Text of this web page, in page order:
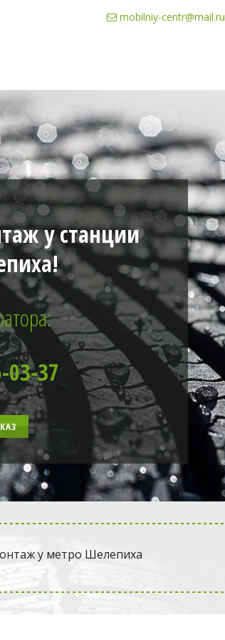
mobilniy-centr@mail.ru
у станции
03-37
у метро Шелепиха